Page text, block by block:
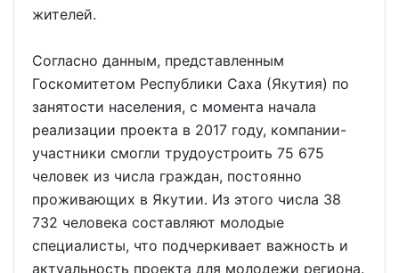
жителей.
Согласно данным, представленным
Госкомитетом Республики Саха (Якутия) по
занятости населения, с момента начала
реализации проекта в 2017 году, компании-
участники смогли трудоустроить 75 675
человек из числа граждан, постоянно
проживающих в Якутии. Из этого числа 38
732 человека составляют молодые
специалисты, что подчеркивает важность и
актуальность проекта для молодежи региона.